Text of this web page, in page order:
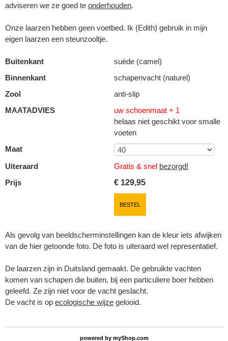
adviseren we ze goed te onderhouden.
Onze laarzen hebben geen voetbed. Ik (Edith) gebruik in mijn
eigen laarzen een steunzooltje.
Buitenkant
suède (camel)
Binnenkant
schapenvacht (naturel)
Zool
anti-slip
MAATADVIES
uw schoenmaat + 1
helaas niet geschikt voor smalle
voeten
Maat
Uiteraard
Gratis & snel bezorgd!
Prijs
€ 129,95
BESTEL
Als gevolg van beeldscherminstellingen kan de kleur iets afwijken
van de hier getoonde foto. De foto is uiteraard wel representatief.
De laarzen zijn in Duitsland gemaakt. De gebruikte vachten
komen van schapen die buiten, bij een particuliere boer hebben
geleefd. Ze zijn niet voor de vacht geslacht.
De vacht is op ecologische wijze gelooid.
powered by myShop.com